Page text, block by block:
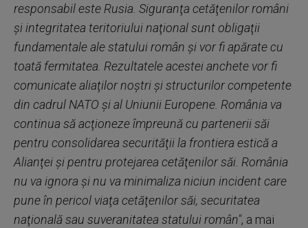
responsabil este Rusia. Siguranţa cetăţenilor români
şi integritatea teritoriului naţional sunt obligaţii
fundamentale ale statului român şi vor fi apărate cu
toată fermitatea. Rezultatele acestei anchete vor fi
comunicate aliaţilor noştri şi structurilor competente
din cadrul NATO şi al Uniunii Europene. România va
continua să acţioneze împreună cu partenerii săi
pentru consolidarea securităţii la frontiera estică a
Alianţei şi pentru protejarea cetăţenilor săi. România
nu va ignora şi nu va minimaliza niciun incident care
pune în pericol viaţa cetăţenilor săi, securitatea
naţională sau suveranitatea statului român", a mai